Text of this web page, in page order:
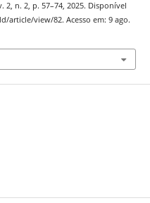
2, n. 2, p. 57–74, 2025. Disponível
article/view/82. Acesso em: 9 ago.